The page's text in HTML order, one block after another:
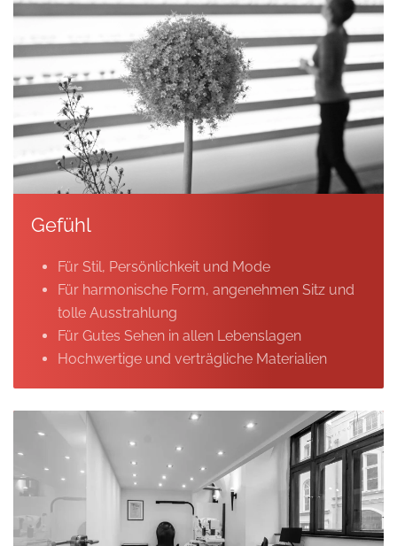
Gefühl
Für Stil, Persönlichkeit und Mode
Für harmonische Form, angenehmen Sitz und
tolle Ausstrahlung
Für Gutes Sehen in allen Lebenslagen
Hochwertige und verträgliche Materialien